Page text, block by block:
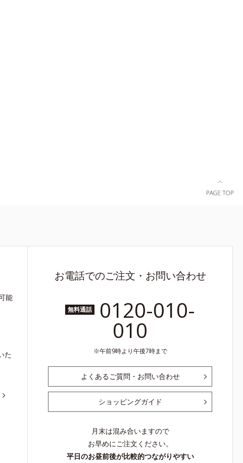
能
た
お電話でのご注文・お問い合わせ
無料通話 0120-010-
010
午前9時より午後7時まで
よくあるご質問・お問い合わせ
ショッピングガイド
月末は混み合いますので
お早めにご注文ください。
平日のお昼前後が比較的つながりやすい